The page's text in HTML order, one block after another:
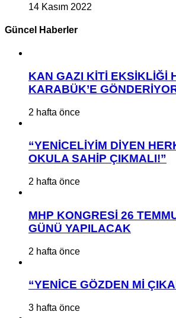
14 Kasım 2022
Güncel Haberler
KAN GAZI KİTİ EKSİKLİĞİ
KARABÜK’E
2 hafta önce
“YENİCELİYİM DİYEN
OKULA SAHİP ÇIKMALI!”
2 hafta önce
MHP KONGRESİ 26
GÜNÜ YAPILACAK
2 hafta önce
“YENİCE GÖZDEN Mİ
3 hafta önce